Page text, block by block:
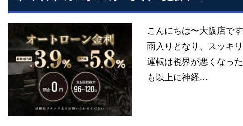
こんにちは〜大阪店で
雨入りとなり、スッキ
運転は視界が悪くなっ
も以上に神経…